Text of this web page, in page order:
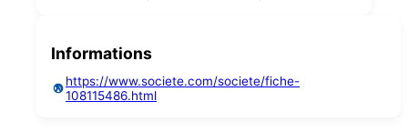
Informations
https://www.societe.com/societe/fiche-
108115486.html